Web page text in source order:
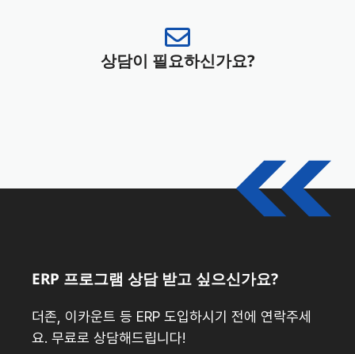
상담이 필요하신가요?
ERP 프로그램 상담 받고 싶으신가요?
더존, 이카운트 등 ERP 도입하시기 전에 연락주세
요. 무료로 상담해드립니다!